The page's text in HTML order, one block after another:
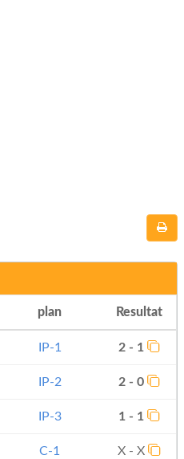
plan Resultat
IP-1 2 - 1
IP-2 2 - 0
IP-3 1 - 1
C-1 X - X